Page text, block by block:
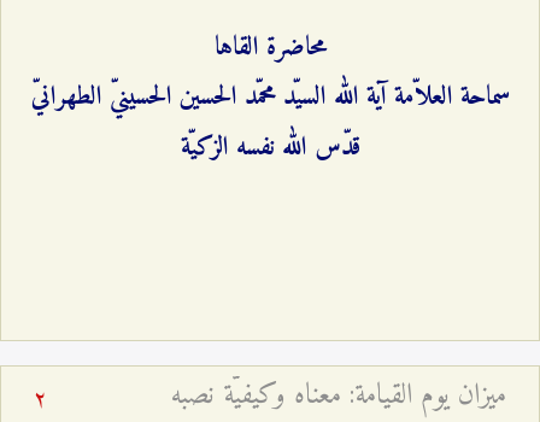
محاضرة القاها
سماحة العلاّمة آية الله السيّد محمّد الحسين الحسينيّ الطهرانيّ
قدّس الله نفسه الزكيّة
ميزان يوم القيامة: معناه وكيفيّة نصبه 2